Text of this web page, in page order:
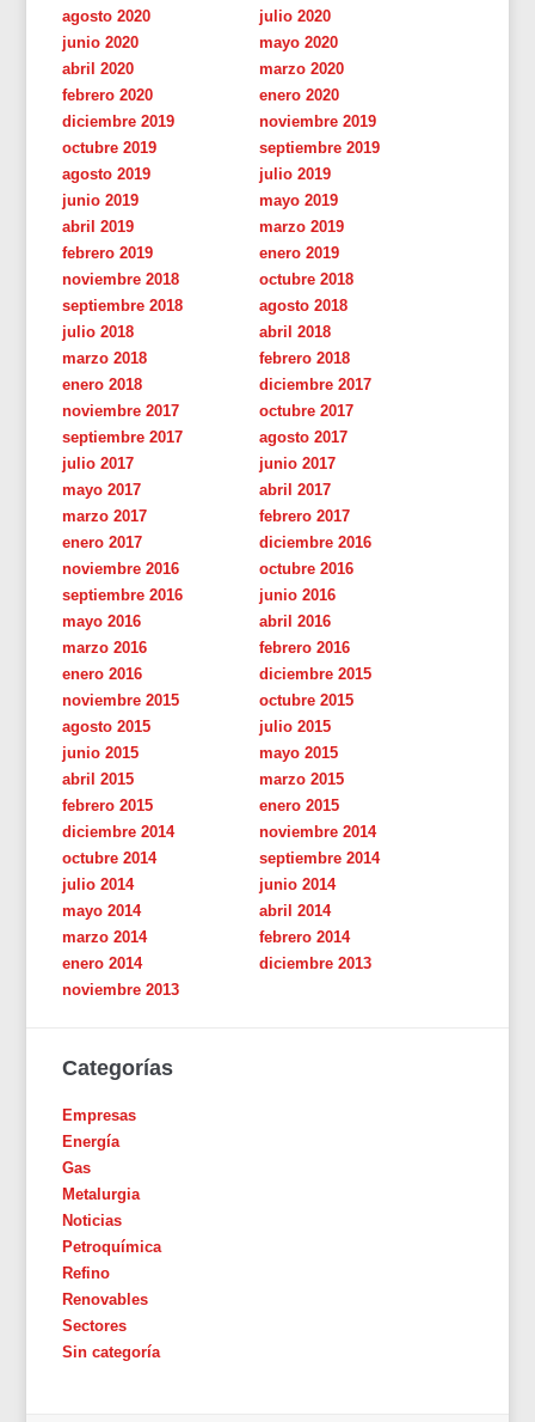
agosto 2020
julio 2020
junio 2020
mayo 2020
abril 2020
marzo 2020
febrero 2020
enero 2020
diciembre 2019
noviembre 2019
octubre 2019
septiembre 2019
agosto 2019
julio 2019
junio 2019
mayo 2019
abril 2019
marzo 2019
febrero 2019
enero 2019
noviembre 2018
octubre 2018
septiembre 2018
agosto 2018
julio 2018
abril 2018
marzo 2018
febrero 2018
enero 2018
diciembre 2017
noviembre 2017
octubre 2017
septiembre 2017
agosto 2017
julio 2017
junio 2017
mayo 2017
abril 2017
marzo 2017
febrero 2017
enero 2017
diciembre 2016
noviembre 2016
octubre 2016
septiembre 2016
junio 2016
mayo 2016
abril 2016
marzo 2016
febrero 2016
enero 2016
diciembre 2015
noviembre 2015
octubre 2015
agosto 2015
julio 2015
junio 2015
mayo 2015
abril 2015
marzo 2015
febrero 2015
enero 2015
diciembre 2014
noviembre 2014
octubre 2014
septiembre 2014
julio 2014
junio 2014
mayo 2014
abril 2014
marzo 2014
febrero 2014
enero 2014
diciembre 2013
noviembre 2013
Categorías
Empresas
Energía
Gas
Metalurgia
Noticias
Petroquímica
Refino
Renovables
Sectores
Sin categoría